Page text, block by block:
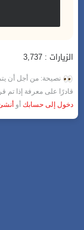
الزيارات : 3,737
نصيحة: من أجل أن
قادرًا على معرفة إذا تم
دخول إلى حسابك أو